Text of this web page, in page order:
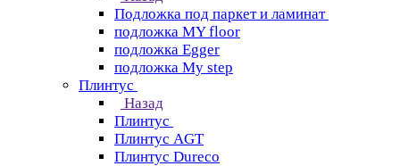
Подложка под паркет и ламинат
подложка MY floor
подложка Egger
подложка My step
Плинтус
Назад
Плинтус
Плинтус AGT
Плинтус Dureco